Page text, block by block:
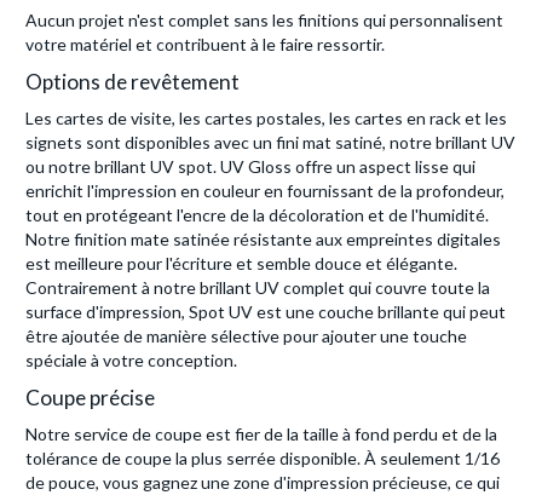
Aucun projet n'est complet sans les finitions qui personnalisent
votre matériel et contribuent à le faire ressortir.
Options de revêtement
Les cartes de visite, les cartes postales, les cartes en rack et les
signets sont disponibles avec un fini mat satiné, notre brillant UV
ou notre brillant UV spot. UV Gloss offre un aspect lisse qui
enrichit l'impression en couleur en fournissant de la profondeur,
tout en protégeant l'encre de la décoloration et de l'humidité.
Notre finition mate satinée résistante aux empreintes digitales
est meilleure pour l'écriture et semble douce et élégante.
Contrairement à notre brillant UV complet qui couvre toute la
surface d'impression, Spot UV est une couche brillante qui peut
être ajoutée de manière sélective pour ajouter une touche
spéciale à votre conception.
Coupe précise
Notre service de coupe est fier de la taille à fond perdu et de la
tolérance de coupe la plus serrée disponible. À seulement 1/16
de pouce, vous gagnez une zone d'impression précieuse, ce qui